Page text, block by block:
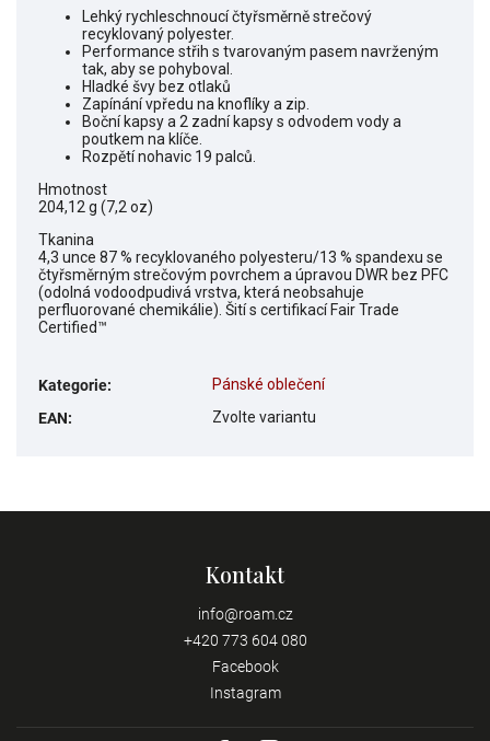
Lehký rychleschnoucí čtyřsměrně strečový
recyklovaný polyester.
Performance střih s tvarovaným pasem navrženým
tak, aby se pohyboval.
Hladké švy bez otlaků
Zapínání vpředu na knoflíky a zip.
Boční kapsy a 2 zadní kapsy s odvodem vody a
poutkem na klíče.
Rozpětí nohavic 19 palců.
Hmotnost
204,12 g (7,2 oz)
Tkanina
4,3 unce 87 % recyklovaného polyesteru/13 % spandexu se
čtyřsměrným strečovým povrchem a úpravou DWR bez PFC
(odolná vodoodpudivá vrstva, která neobsahuje
perfluorované chemikálie). Šití s certifikací Fair Trade
Certified™
Kategorie:
Pánské oblečení
EAN: Zvolte variantu
Kontakt
info@roam.cz
+420 773 604 080
Facebook
Instagram